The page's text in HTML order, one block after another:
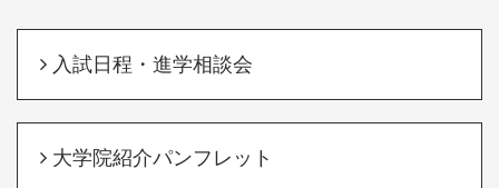
入試日程・進学相談会
大学院紹介パンフレット